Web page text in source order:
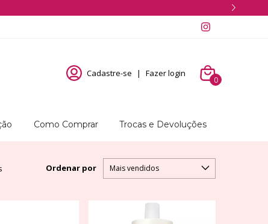
Cadastre-se | Fazer login
0
Como Comprar Trocas e Devoluções
Ordenar por